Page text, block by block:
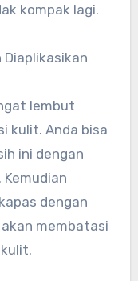
kompak lagi.
lembut
kulit. Anda bisa
ini dengan
dengan
membatasi